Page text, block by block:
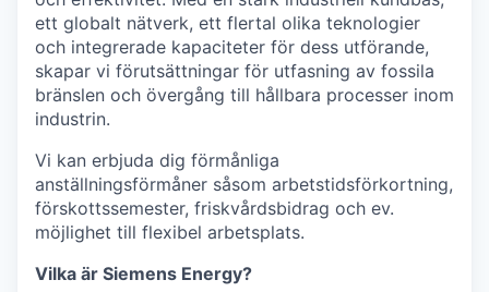
ett globalt nätverk, ett flertal olika teknologier
och integrerade kapaciteter för dess utförande,
skapar vi förutsättningar för utfasning av fossila
bränslen och övergång till hållbara processer inom
industrin.
Vi kan erbjuda dig förmånliga
anställningsförmåner såsom arbetstidsförkortning,
förskottssemester, friskvårdsbidrag och ev.
möjlighet till flexibel arbetsplats.
Vilka är Siemens Energy?